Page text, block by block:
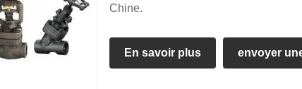
Chine.
En savoir plus envoyer